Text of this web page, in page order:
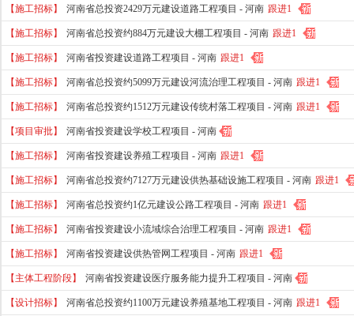
【施工招标】 河南省总投资2429万元建设道路工程项目 - 河南 跟进1
【施工招标】 河南省总投资约884万元建设大棚工程项目 - 河南 跟进1
【施工招标】 河南省投资建设道路工程项目 - 河南 跟进1
【施工招标】 河南省总投资约5099万元建设河流治理工程项目 - 河南 跟进1
【施工招标】 河南省总投资约1512万元建设传统村落工程项目 - 河南 跟进1
【项目审批】 河南省投资建设学校工程项目 - 河南
【施工招标】 河南省投资建设养殖工程项目 - 河南 跟进1
【施工招标】 河南省总投资约7127万元建设供热基础设施工程项目 - 河南 跟进1
【施工招标】 河南省总投资约1亿元建设公路工程项目 - 河南 跟进1
【施工招标】 河南省投资建设小流域综合治理工程项目 - 河南 跟进1
【施工招标】 河南省投资建设供热管网工程项目 - 河南 跟进1
【主体工程阶段】 河南省投资建设医疗服务能力提升工程项目 - 河南
【设计招标】 河南省总投资约1100万元建设养殖基地工程项目 - 河南 跟进1